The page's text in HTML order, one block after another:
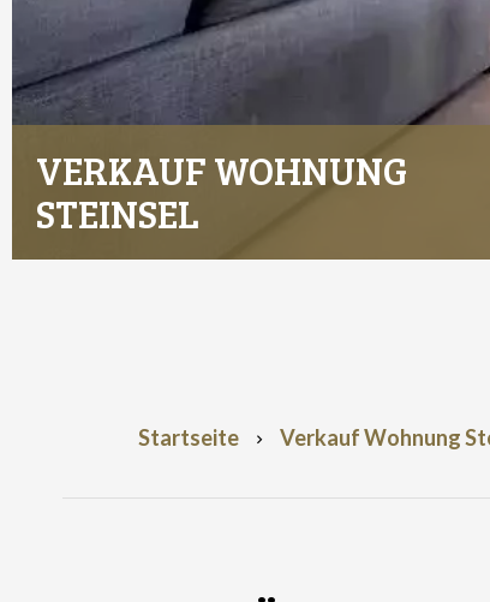
VERKAUF WOHNUNG
STEINSEL
Startseite Verkauf Wohnung